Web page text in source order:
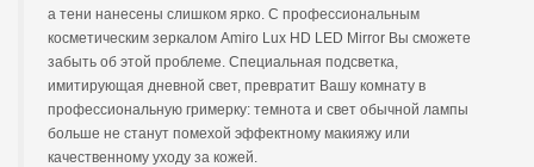
а тени нанесены слишком ярко. С профессиональным
косметическим зеркалом Amiro Lux HD LED Mirror Вы сможете
забыть об этой проблеме. Специальная подсветка,
имитирующая дневной свет, превратит Вашу комнату в
профессиональную гримерку: темнота и свет обычной лампы
больше не станут помехой эффектному макияжу или
качественному уходу за кожей.